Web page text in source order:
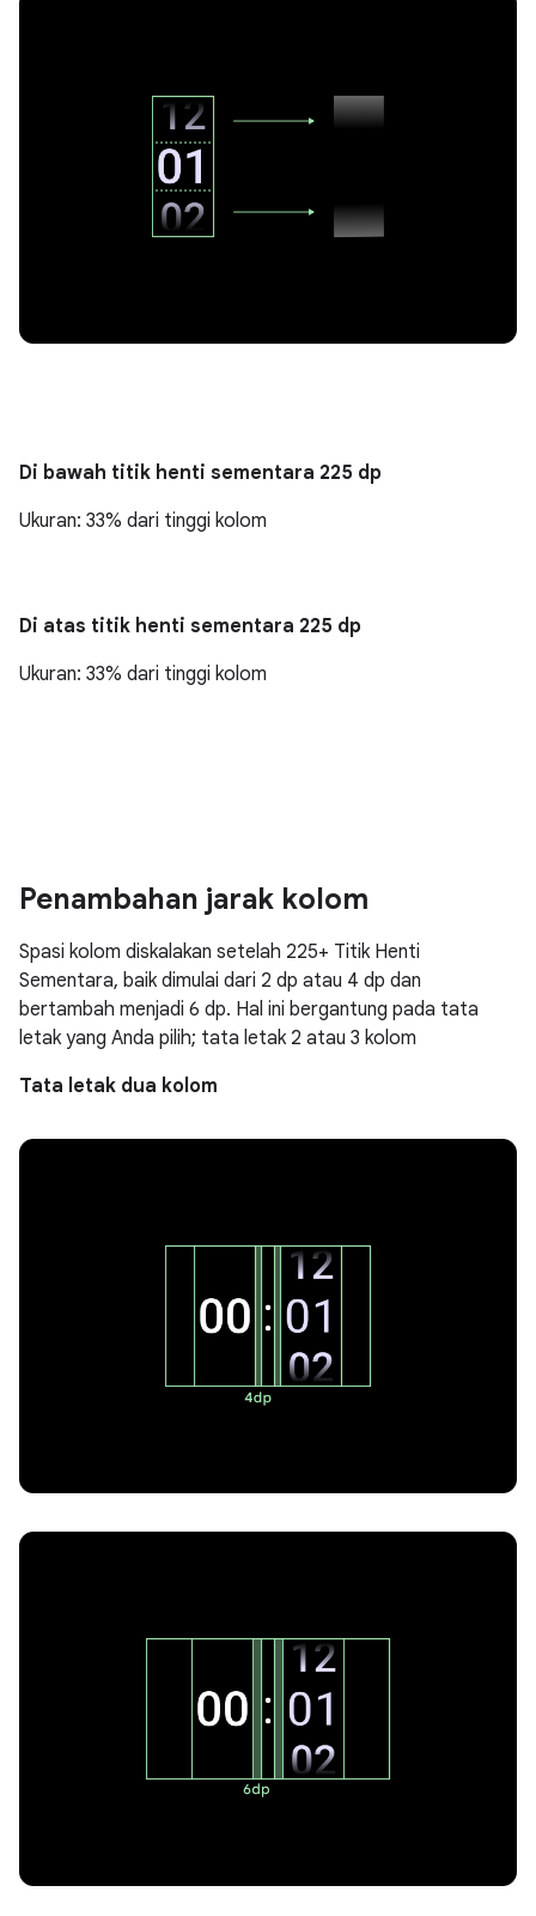
Di bawah titik henti sementara 225 dp
Ukuran: 33% dari tinggi kolom
Di atas titik henti sementara 225 dp
Ukuran: 33% dari tinggi kolom
Penambahan jarak kolom
Spasi kolom diskalakan setelah 225+ Titik Henti
Sementara, baik dimulai dari 2 dp atau 4 dp dan
bertambah menjadi 6 dp. Hal ini bergantung pada tata
letak yang Anda pilih; tata letak 2 atau 3 kolom
Tata letak dua kolom